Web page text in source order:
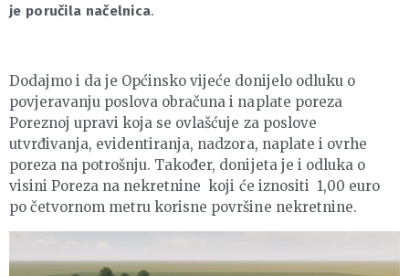
je poručila načelnica.
Dodajmo i da je Općinsko vijeće donijelo odluku o
povjeravanju poslova obračuna i naplate poreza
Poreznoj upravi koja se ovlašćuje za poslove
utvrđivanja, evidentiranja, nadzora, naplate i ovrhe
poreza na potrošnju. Također, donijeta je i odluka o
visini Poreza na nekretnine koji će iznositi 1,00 euro
po četvornom metru korisne površine nekretnine.